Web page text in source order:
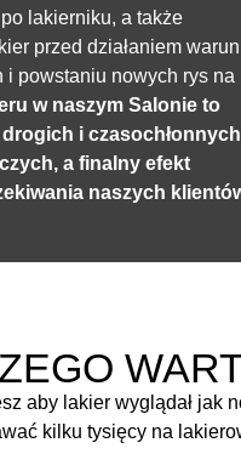
lakierniku, a także
przed działaniem
i powstaniu nowych rys na
w naszym Salonie to
i czasochłonnych
a finalny efekt
naszych
aby lakier wyglądał jak
kilku tysięcy na